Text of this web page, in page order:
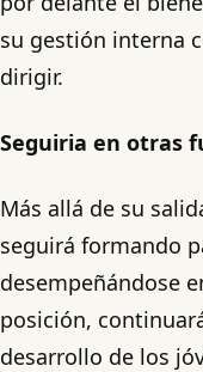
su gestión interna
dirigir.
Seguiria en otras
Más allá de su
seguirá formando
desempeñándose
posición,
desarrollo de los